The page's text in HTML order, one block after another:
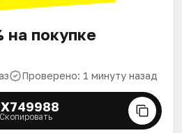
на покупке
Проверено: 1 минуту назад
Скопировать